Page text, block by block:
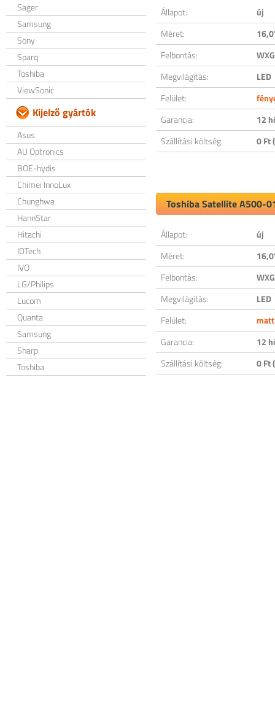
Sager
Samsung
Sony
Sparq
Toshiba
ViewSonic
Kijelző gyártók
Asus
AU Optronics
BOE-hydis
Chimei InnoLux
Chunghwa
HannStar
Hitachi
IDTech
IVO
LG/Philips
Lucom
Quanta
Samsung
Sharp
Toshiba
Állapot:
új
Méret:
Felbontás:
Megvilágítás:
LED
Felület:
Garancia:
12
Szállítási költség:
0 Ft
Toshiba Satellite A500-
Állapot:
új
Méret:
Felbontás:
Megvilágítás:
LED
Felület:
matt
Garancia:
12
Szállítási költség:
0 Ft